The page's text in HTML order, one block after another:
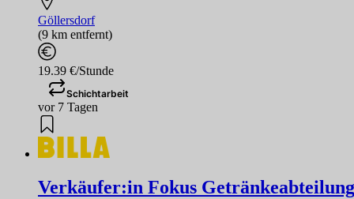
Göllersdorf
(9 km entfernt)
19.39 €/Stunde
Schichtarbeit
vor 7 Tagen
Verkäufer:in Fokus Getränkeabteilung